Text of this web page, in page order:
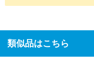
・ガスケットはFCMB金具=
・配管誤差調整や変位吸収
・機器から発生する振動を
類似品はこちら